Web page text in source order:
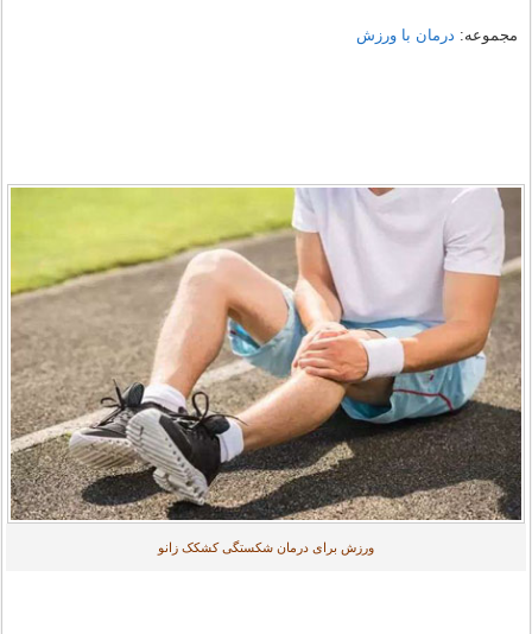
مجموعه: درمان با ورزش
ورزش برای درمان شکستگی کشکک زانو